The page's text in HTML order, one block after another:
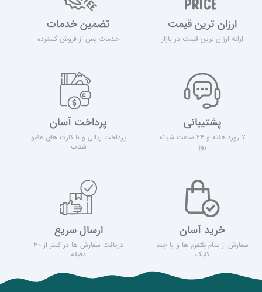
ارزان ترین قیمت
ارائه ارزان ترین قیمت در بازار
تضمین خدمات
خدمات پس از فروش گسترده
پشتیبانی
7 روزه هفته و 24 ساعت شبانه
روز
پرداخت آسان
پرداخت ریالی و با کارت های عضو
شتاب
خرید آسان
سفارش از تمام پلتفرم ها و با چند
کلیک
ارسال سریع
دریافت سفارش ها در کمتر از 30
دقیقه